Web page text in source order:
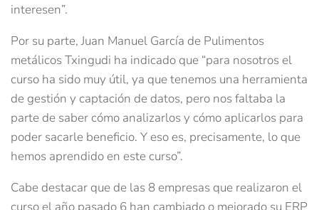
interesen”.
Por su parte, Juan Manuel García de Pulimentos
metálicos Txingudi ha indicado que “para nosotros el
curso ha sido muy útil, ya que tenemos una herramienta
de gestión y captación de datos, pero nos faltaba la
parte de saber cómo analizarlos y cómo aplicarlos para
poder sacarle beneficio. Y eso es, precisamente, lo que
hemos aprendido en este curso”.
Cabe destacar que de las 8 empresas que realizaron el